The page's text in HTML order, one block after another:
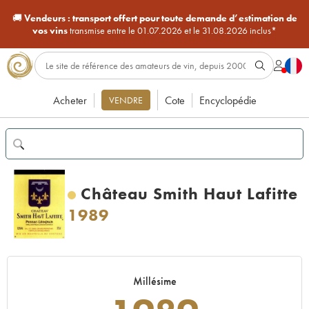
🚚Vendeurs : transport offert pour toute demande d’estimation de
vos vinstransmise entre le 01.07.2026 et le 31.08.2026 inclus*
Acheter VENDRE Cote Encyclopédie
Château Smith Haut Lafitte
1989
Millésime